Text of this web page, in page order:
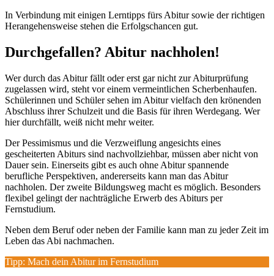
In Verbindung mit einigen Lerntipps fürs Abitur sowie der richtigen
Herangehensweise stehen die Erfolgschancen gut.
Durchgefallen? Abitur nachholen!
Wer durch das Abitur fällt oder erst gar nicht zur Abiturprüfung
zugelassen wird, steht vor einem vermeintlichen Scherbenhaufen.
Schülerinnen und Schüler sehen im Abitur vielfach den krönenden
Abschluss ihrer Schulzeit und die Basis für ihren Werdegang. Wer
hier durchfällt, weiß nicht mehr weiter.
Der Pessimismus und die Verzweiflung angesichts eines
gescheiterten Abiturs sind nachvollziehbar, müssen aber nicht von
Dauer sein. Einerseits gibt es auch ohne Abitur spannende
berufliche Perspektiven, andererseits kann man das Abitur
nachholen. Der zweite Bildungsweg macht es möglich. Besonders
flexibel gelingt der nachträgliche Erwerb des Abiturs per
Fernstudium.
Neben dem Beruf oder neben der Familie kann man zu jeder Zeit im
Leben das Abi nachmachen.
Tipp: Mach dein Abitur im Fernstudium